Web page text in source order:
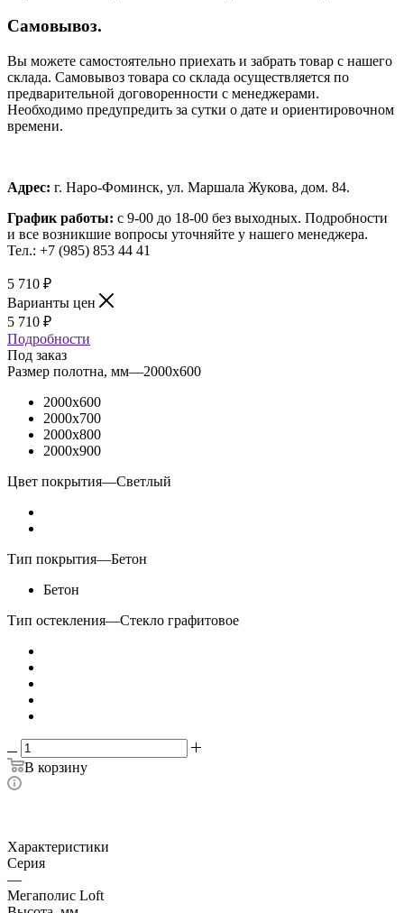
Самовывоз.
Вы можете самостоятельно приехать и забрать товар с нашего
склада. Самовывоз товара со склада осуществляется по
предварительной договоренности с менеджерами.
Необходимо предупредить за сутки о дате и ориентировочном
времени.
Адрес: г. Наро-Фоминск, ул. Маршала Жукова, дом. 84.
График работы: с 9-00 до 18-00 без выходных. Подробности
и все возникшие вопросы уточняйте у нашего менеджера.
Тел.: +7 (985) 853 44 41
5 710 ₽
Варианты цен
5 710 ₽
Подробности
Под заказ
Размер полотна, мм—2000x600
2000x600
2000x700
2000x800
2000x900
Цвет покрытия—Светлый
Тип покрытия—Бетон
Бетон
Тип остекления—Стекло графитовое
В корзину
Характеристики
Серия
—
Мегаполис Loft